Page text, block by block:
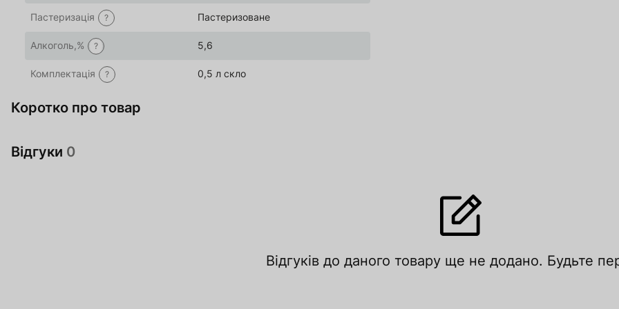
Пастеризація ? Пастеризоване
Алкоголь,% ? 5,6
Комплектація ? 0,5 л скло
Коротко про товар
Відгуки 0
Відгуків до даного товару ще не додано. Будьте